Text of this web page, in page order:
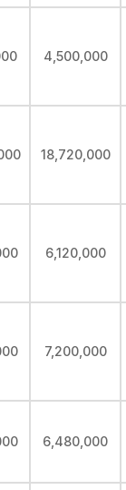
4,500,000
18,720,000
6,120,000
7,200,000
6,480,000